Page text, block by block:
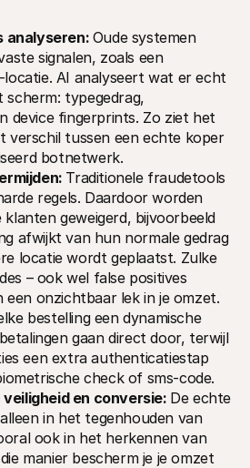
analyseren: Oude systemen
signalen, zoals een
AI analyseert wat er echt
typegedrag,
device fingerprints. Zo ziet het
verschil tussen een echte koper
botnetwerk.
Traditionele fraudetools
regels. Daardoor worden
klanten geweigerd, bijvoorbeeld
afwijkt van hun normale gedrag
locatie wordt geplaatst. Zulke
– ook wel false positives
een onzichtbaar lek in je omzet.
bestelling een dynamische
gaan direct door, terwijl
een extra authenticatiestap
check of sms-code.
en conversie: De echte
in het tegenhouden van
ook in het herkennen van
manier bescherm je je omzet